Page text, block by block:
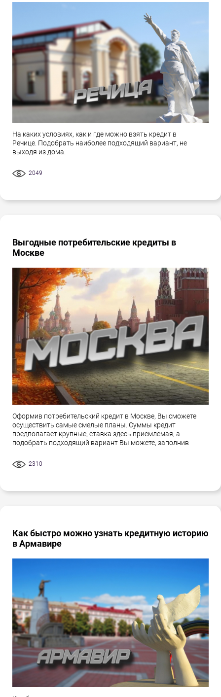
На каких условиях, как и где можно взять кредит в
Речице. Подобрать наиболее подходящий вариант, не
выходя из дома.
2049
Выгодные потребительские кредиты в
Москве
Оформив потребительский кредит в Москве, Вы сможете
осуществить самые смелые планы. Суммы кредит
предполагает крупные, ставка здесь приемлемая, а
подобрать подходящий вариант Вы можете, заполнив
2310
Как быстро можно узнать кредитную историю
в Армавире